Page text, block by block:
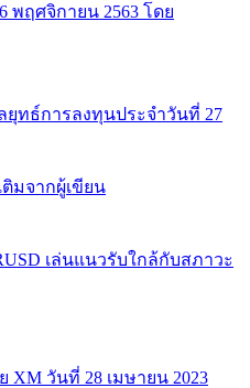
พฤศจิกายน 2563 โดย
ทธ์การลงทุนประจำวันที่ 27
ติมจากผู้เขียน
เล่นแนวรับใกล้กับสภาวะ
XM วันที่ 28 เมษายน 2023